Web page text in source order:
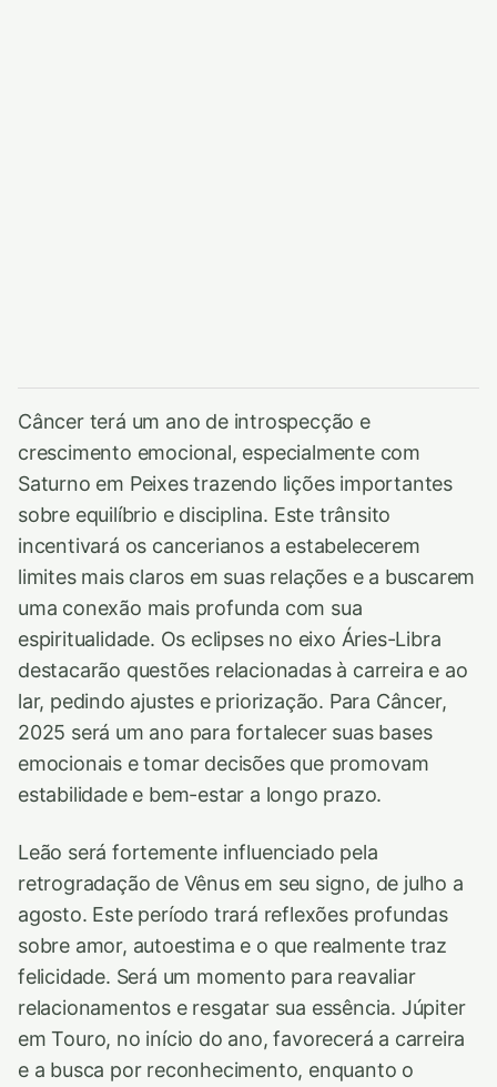
Câncer terá um ano de introspecção e
crescimento emocional, especialmente com
Saturno em Peixes trazendo lições importantes
sobre equilíbrio e disciplina. Este trânsito
incentivará os cancerianos a estabelecerem
limites mais claros em suas relações e a buscarem
uma conexão mais profunda com sua
espiritualidade. Os eclipses no eixo Áries-Libra
destacarão questões relacionadas à carreira e ao
lar, pedindo ajustes e priorização. Para Câncer,
2025 será um ano para fortalecer suas bases
emocionais e tomar decisões que promovam
estabilidade e bem-estar a longo prazo.
Leão será fortemente influenciado pela
retrogradação de Vênus em seu signo, de julho a
agosto. Este período trará reflexões profundas
sobre amor, autoestima e o que realmente traz
felicidade. Será um momento para reavaliar
relacionamentos e resgatar sua essência. Júpiter
em Touro, no início do ano, favorecerá a carreira
e a busca por reconhecimento, enquanto o